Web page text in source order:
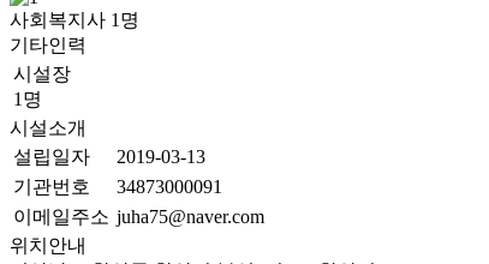
사회복지사 1 명
기타인력
시설장
1명
시설소개
설립일자
2019-03-13
기관번호
34873000091
이메일주소 juha75@naver.com
위치안내